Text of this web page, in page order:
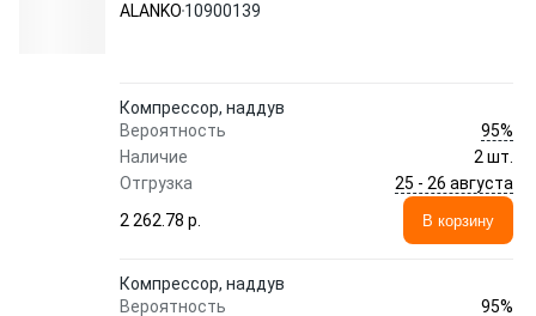
ALANKO 10900139
Компрессор, наддув
Вероятность
95%
Наличие
2 шт.
Отгрузка
25 - 26 августа
2 262.78 p.
В корзину
Компрессор, наддув
Вероятность
95%